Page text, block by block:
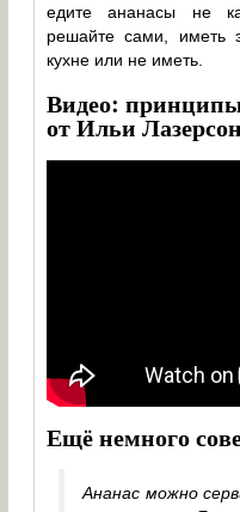
едите ананасы не
решайте сами, иметь
кухне или не иметь.
Видео:
от Ильи
Ещё немного
Ананас можно